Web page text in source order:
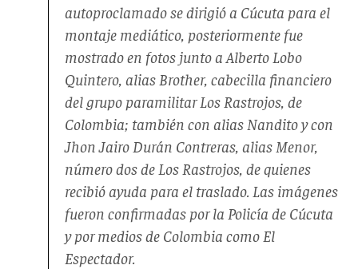
autoproclamado se dirigió a Cúcuta para el
montaje mediático, posteriormente fue
mostrado en fotos junto a Alberto Lobo
Quintero, alias Brother, cabecilla financiero
del grupo paramilitar Los Rastrojos, de
Colombia; también con alias Nandito y con
Jhon Jairo Durán Contreras, alias Menor,
número dos de Los Rastrojos, de quienes
recibió ayuda para el traslado. Las imágenes
fueron confirmadas por la Policía de Cúcuta
y por medios de Colombia como El
Espectador.